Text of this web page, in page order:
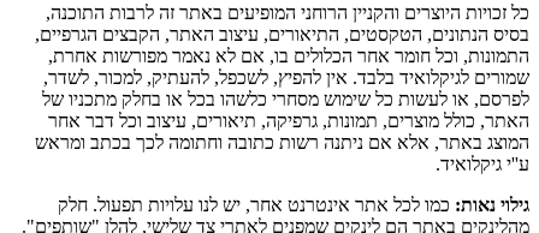
כל זכויות היוצרים והקניין הרוחני המופיעים באתר זה לרבות התוכנה,
בסיס הנתונים, הטקסטים, התיאורים, עיצוב האתר, הקבצים הגרפיים,
התמונות, וכל חומר אחר הכלולים בו, אם לא נאמר מפורשות אחרת,
שמורים לגיקלואיד בלבד. אין להפיץ, לשכפל, להעתיק, למכור, לשדר,
לפרסם, או לעשות כל שימוש מסחרי כלשהו בכל או בחלק מתכניו של
האתר, כולל מוצרים, תמונות, גרפיקה, תיאורים, עיצוב וכל דבר אחר
המוצג באתר, אלא אם ניתנה רשות כתובה וחתומה לכך בכתב ומראש
ע''י גיקלואיד.
גילוי נאות: כמו לכל אתר אינטרנט אחר, יש לנו עלויות תפעול. חלק
מהלינקים באתר הם לינקים שמפנים לאתרי צד שלישי, להלן "שותפים".